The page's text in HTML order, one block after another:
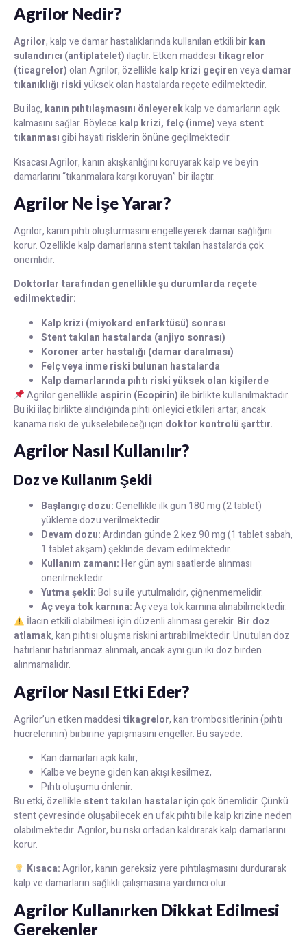
Agrilor Nedir?
Agrilor, kalp ve damar hastalıklarında kullanılan etkili birkan
sulandırıcı (antiplatelet)ilaçtır. Etken maddesi tikagrelor
(ticagrelor)olan Agrilor, özellikle kalp krizi geçirenveyadamar
tıkanıklığı riskiyüksek olan hastalarda reçete edilmektedir.
Bu ilaç, kanın pıhtılaşmasını önleyerekkalp ve damarların açık
kalmasını sağlar. Böylece kalp krizi, felç (inme)veyastent
tıkanmasıgibi hayati risklerin önüne geçilmektedir.
Kısacası Agrilor, kanın akışkanlığını koruyarak kalp ve beyin
damarlarını “tıkanmalara karşı koruyan” bir ilaçtır.
Agrilor Ne İşe Yarar?
Agrilor, kanın pıhtı oluşturmasını engelleyerek damar sağlığını
korur. Özellikle kalp damarlarına stent takılan hastalarda çok
önemlidir.
Doktorlar tarafından genellikle şu durumlarda reçete
edilmektedir:
Kalp krizi (miyokard enfarktüsü) sonrası
Stent takılan hastalarda (anjiyo sonrası)
Koroner arter hastalığı (damar daralması)
Felç veya inme riski bulunan hastalarda
Kalp damarlarında pıhtı riski yüksek olan kişilerde
Agrilor genellikle aspirin (Ecopirin)ile birlikte kullanılmaktadır.
Bu iki ilaç birlikte alındığında pıhtı önleyici etkileri artar; ancak
kanama riski de yükselebileceği için doktor kontrolü şarttır.
Agrilor Nasıl Kullanılır?
Doz ve Kullanım Şekli
Başlangıç dozu:Genellikle ilk gün 180 mg (2 tablet)
yükleme dozu verilmektedir.
Devam dozu:Ardından günde 2 kez 90 mg (1 tablet sabah,
1 tablet akşam) şeklinde devam edilmektedir.
Kullanım zamanı:Her gün aynı saatlerde alınması
önerilmektedir.
Yutma şekli:Bol su ile yutulmalıdır, çiğnenmemelidir.
Aç veya tok karnına:Aç veya tok karnına alınabilmektedir.
İlacın etkili olabilmesi için düzenli alınması gerekir. Bir doz
atlamak, kan pıhtısı oluşma riskini artırabilmektedir. Unutulan doz
hatırlanır hatırlanmaz alınmalı, ancak aynı gün iki doz birden
alınmamalıdır.
Agrilor Nasıl Etki Eder?
Agrilor’un etken maddesi tikagrelor, kan trombositlerinin (pıhtı
hücrelerinin) birbirine yapışmasını engeller. Bu sayede:
Kan damarları açık kalır,
Kalbe ve beyne giden kan akışı kesilmez,
Pıhtı oluşumu önlenir.
Bu etki, özellikle stent takılan hastalariçin çok önemlidir. Çünkü
stent çevresinde oluşabilecek en ufak pıhtı bile kalp krizine neden
olabilmektedir. Agrilor, bu riski ortadan kaldırarak kalp damarlarını
korur.
Kısaca:Agrilor, kanın gereksiz yere pıhtılaşmasını durdurarak
kalp ve damarların sağlıklı çalışmasına yardımcı olur.
Agrilor Kullanırken Dikkat Edilmesi
Gerekenler